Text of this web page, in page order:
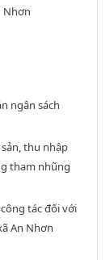
Nhơn
ngân sách
thu nhập
tham nhũng
tác đối với
An Nhơn